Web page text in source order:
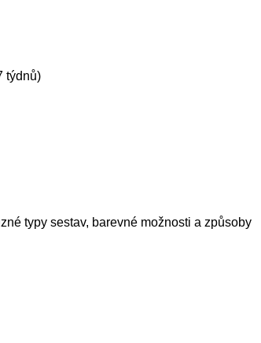
týdnů)
typy sestav, barevné možnosti a způsoby